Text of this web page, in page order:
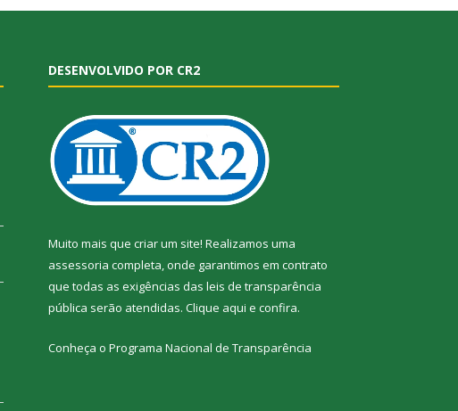
DESENVOLVIDO POR CR2
Muito mais que criar um site! Realizamos uma
assessoria completa, onde garantimos em contrato
que todas as exigências das leis de transparência
pública serão atendidas. Clique aqui e confira.
Conheça o Programa Nacional de Transparência